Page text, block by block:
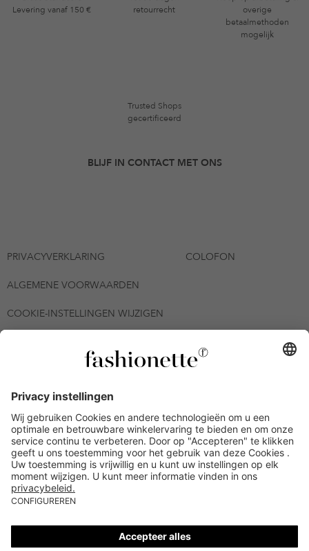
Levering vanaf 150 €
retourrecht
overige
betaalmethoden
mogelijk
Trusted Shops
gecertificeerd
BLIJF IN CONTACT MET ONS
PRIVACYVERKLARING COLOFON
ALGEMENE VOORWAARDEN
COOKIE-INSTELLINGEN WIJZIGEN
© 2026 - fashionette Plattform GmbH
inwisselbaar op alle artikelen op de pagina
fashionette.nl/selected-styles. De voorwaarden zoals vastgelegd in
artikel 9 van de algemene voorwaarden zijn van toepassing.
Bepaalde merken en artikelen kunnen uitgesloten zijn.
Kredietwaardigheid nodig. Alle prijzen inclusief btw en zonder
verzendkosten. De personen die genoemd of gepresenteerd zijn,
hebben geen van de aangeboden producten op de site